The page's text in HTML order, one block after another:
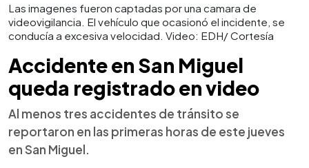
Las imagenes fueron captadas por una camara de
videovigilancia. El vehículo que ocasionó el incidente, se
conducía a excesiva velocidad. Video: EDH/ Cortesía
Accidente en San Miguel
queda registrado en video
Al menos tres accidentes de tránsito se
reportaron en las primeras horas de este jueves
en San Miguel.